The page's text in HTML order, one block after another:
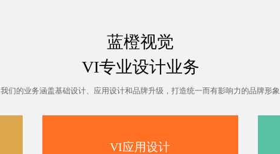
蓝橙视觉
VI专业设计业务
我们的业务涵盖基础设计、应用设计和品牌升级，打造统一而有影响力的品牌形象
VI应用设计